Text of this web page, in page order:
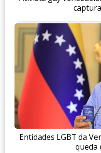
Entidades LGBT da
queda